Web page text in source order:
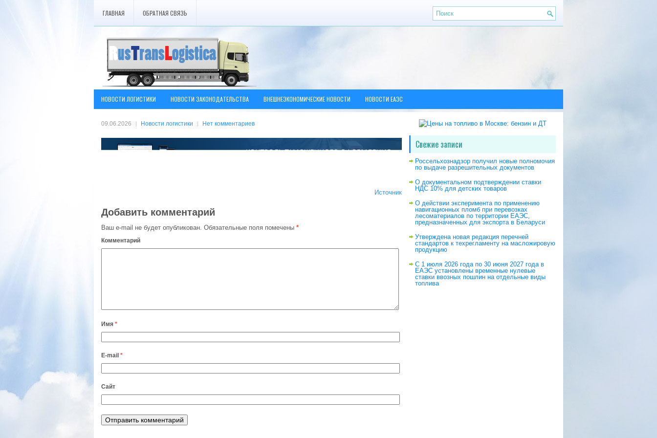
ГЛАВНАЯ ОБРАТНАЯ СВЯЗЬ
НОВОСТИ ЛОГИСТИКИ НОВОСТИ ЗАКОНОДАТЕЛЬСТВА ВНЕШНЕЭКОНОМИЧЕСКИЕ НОВОСТИ НОВОСТИ ЕАЭС
09.06.2026 Новости логистики Нет комментариев
Источник
Добавить комментарий
Ваш e-mail не будет опубликован. Обязательные поля помечены *
Комментарий
Имя *
E-mail *
Сайт
Свежие записи
Россельхознадзор получил новые полномочия
по выдаче разрешительных документов
О документальном подтверждении ставки
НДС 10% для детских товаров
О действии эксперимента по применению
навигационных пломб при перевозках
лесоматериалов по территории ЕАЭС,
предназначенных для экспорта в Беларуси
Утверждена новая редакция перечней
стандартов к техрегламенту на масложировую
продукцию
С 1 июля 2026 года по 30 июня 2027 года в
ЕАЭС установлены временные нулевые
ставки ввозных пошлин на отдельные виды
топлива